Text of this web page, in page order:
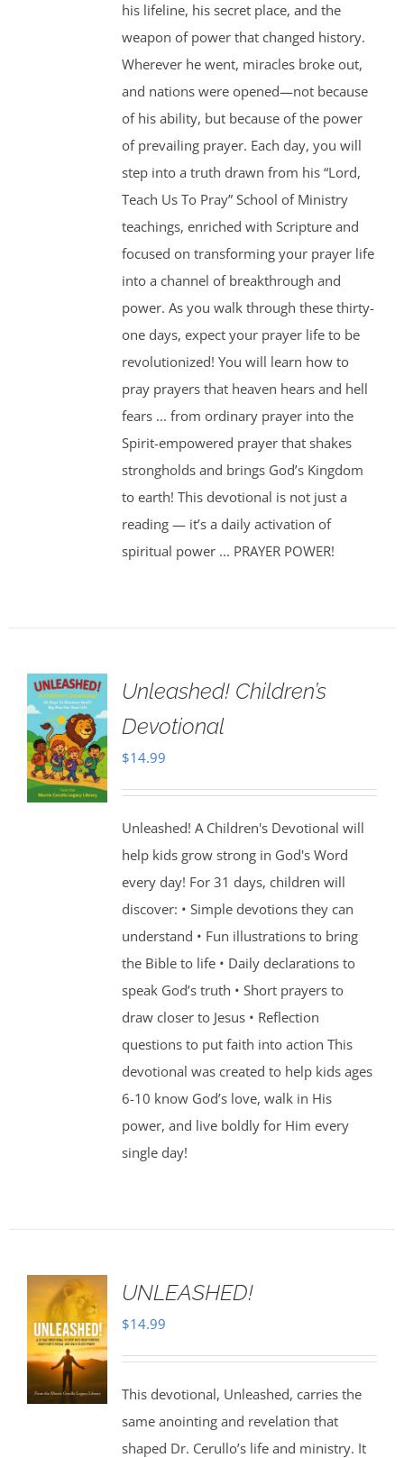
his lifeline, his secret place, and the
weapon of power that changed history.
Wherever he went, miracles broke out,
and nations were opened—not because
of his ability, but because of the power
of prevailing prayer. Each day, you will
step into a truth drawn from his “Lord,
Teach Us To Pray” School of Ministry
teachings, enriched with Scripture and
focused on transforming your prayer life
into a channel of breakthrough and
power. As you walk through these thirty-
one days, expect your prayer life to be
revolutionized! You will learn how to
pray prayers that heaven hears and hell
fears ... from ordinary prayer into the
Spirit-empowered prayer that shakes
strongholds and brings God’s Kingdom
to earth! This devotional is not just a
reading — it’s a daily activation of
spiritual power ... PRAYER POWER!
Unleashed! Children’s
Devotional
$14.99
Unleashed! A Children's Devotional will
help kids grow strong in God's Word
every day! For 31 days, children will
discover: • Simple devotions they can
understand • Fun illustrations to bring
the Bible to life • Daily declarations to
speak God’s truth • Short prayers to
draw closer to Jesus • Reflection
questions to put faith into action This
devotional was created to help kids ages
6-10 know God’s love, walk in His
power, and live boldly for Him every
single day!
UNLEASHED!
$14.99
This devotional, Unleashed, carries the
same anointing and revelation that
shaped Dr. Cerullo’s life and ministry. It